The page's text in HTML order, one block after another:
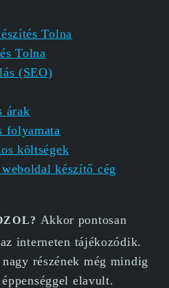
Tolna
Tolna
(SEO)
árak
folyamata
költségek
készítő cég
Akkor pontosan
interneten tájékozódik.
részének még mindig
elavult.